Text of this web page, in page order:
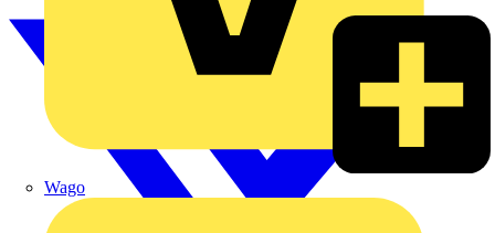
Wago